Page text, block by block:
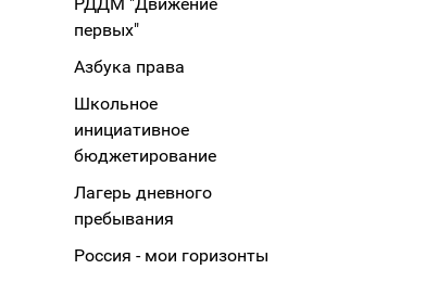
первых"
Азбука права
Школьное
инициативное
бюджетирование
Лагерь дневного
пребывания
Россия - мои горизонты